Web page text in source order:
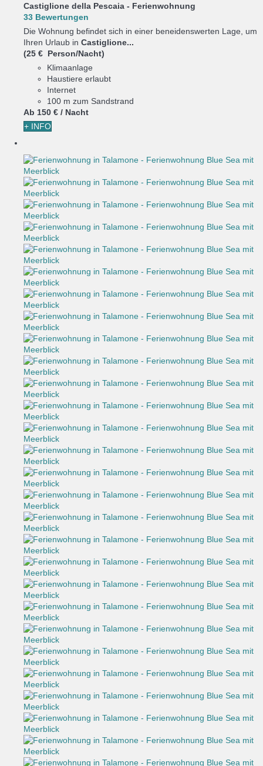
Castiglione della Pescaia - Ferienwohnung
33 Bewertungen
Die Wohnung befindet sich in einer beneidenswerten Lage, um
Ihren Urlaub in Castiglione...
(25 € Person/Nacht)
Klimaanlage
Haustiere erlaubt
Internet
100 m zum Sandstrand
Ab 150 € / Nacht
+ INFO